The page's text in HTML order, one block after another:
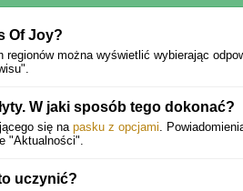
Of Joy?
regionów można wyświetlić wybierając
W jaki sposób tego dokonać?
się napasku z opcjami.
"Aktualności".
uczynić?